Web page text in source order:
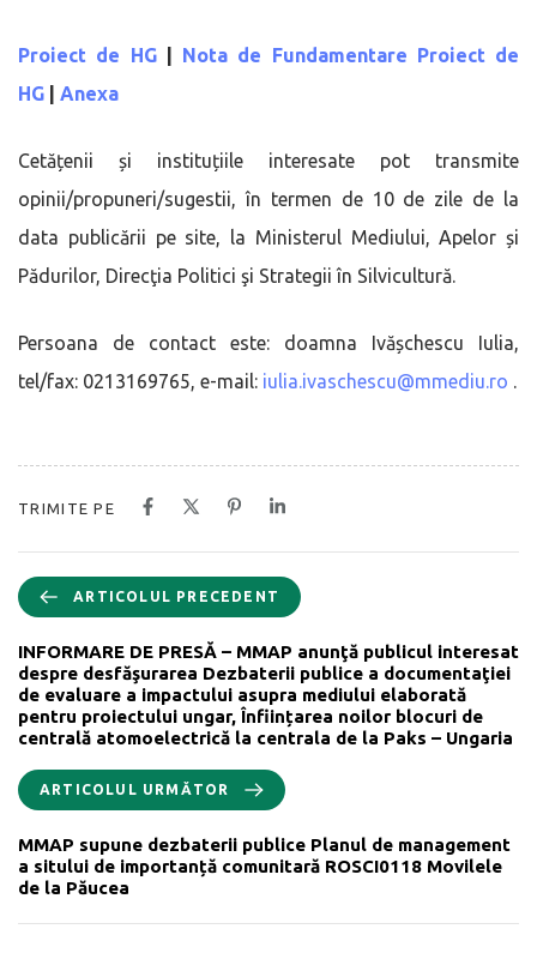
Proiect de HG| Nota de Fundamentare Proiect de
HG
Anexa
Cetățenii și instituțiile interesate pot transmite
opinii/propuneri/sugestii, în termen de 10 de zile de la
data publicării pe site, la Ministerul Mediului, Apelor și
Pădurilor, Direcţia Politici şi Strategii în Silvicultură.
Persoana de contact este: doamna Ivășchescu Iulia,
tel/fax: 0213169765, e-mail: iulia.ivaschescu@mmediu.ro .
TRIMITE PE
ARTICOLUL PRECEDENT
INFORMARE DE PRESĂ – MMAP anunţă publicul interesat
despre desfăşurarea Dezbaterii publice a documentaţiei
de evaluare a impactului asupra mediului elaborată
pentru proiectului ungar, Înființarea noilor blocuri de
centrală atomoelectrică la centrala de la Paks – Ungaria
ARTICOLUL URMĂTOR
MMAP supune dezbaterii publice Planul de management
a sitului de importanță comunitară ROSCI0118 Movilele
de la Păucea